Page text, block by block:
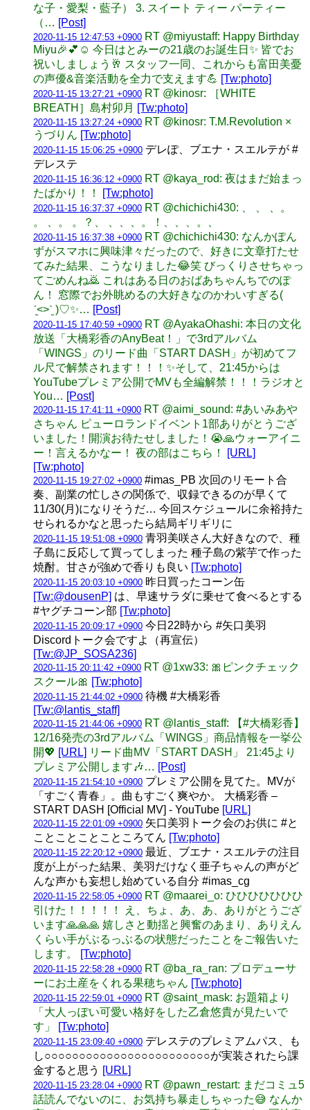
な子・愛梨・藍子） 3. スイート ティー パーティー
（… [Post]
2020-11-15 12:47:53 +0900 RT @miyustaff: Happy Birthday
Miyu🎉💕☺️ 今日はとみーの21歳のお誕生日✨ 皆でお
祝いしましょう🥂 スタッフ一同、これからも富田美憂
の声優&音楽活動を全力で支えます💪 [Tw:photo]
2020-11-15 13:27:21 +0900 RT @kinosr: ［WHITE
BREATH］島村卯月 [Tw:photo]
2020-11-15 13:27:24 +0900 RT @kinosr: T.M.Revolution ×
うづりん [Tw:photo]
2020-11-15 15:06:25 +0900 デレぽ、ブエナ・スエルテが #
デレステ
2020-11-15 16:36:12 +0900 RT @kaya_rod: 夜はまだ始まっ
たばかり！！
[Tw:photo]
2020-11-15 16:37:37 +0900 RT @chichichi430: 、 、 、。
。 、。 。？、 、、、。！、、、。、
2020-11-15 16:37:38 +0900 RT @chichichi430: なんかぽん
ずがスマホに興味津々だったので、好きに文章打たせ
てみた結果、こうなりました😂笑 びっくりさせちゃっ
てごめんね🙇 これはある日のおばあちゃんちでのぽ
ん！ 窓際でお外眺めるの大好きなのかわいすぎる(
ˊ̱˂˃ˋ̱ )♡✨… [Post]
2020-11-15 17:40:59 +0900 RT @AyakaOhashi: 本日の文化
放送「大橋彩香のAnyBeat！」で3rdアルバム
「WINGS」のリード曲「START DASH」が初めてフ
ル尺で解禁されます！！！✨そして、21:45からは
YouTubeプレミア公開でMVも全編解禁！！！ラジオと
You… [Post]
2020-11-15 17:41:11 +0900 RT @aimi_sound: #あいみあや
さちゃん ピューロランドイベント1部ありがとうござ
いました！開演お待たせしました！😭🙏ウォーアイニ
ー！言えるかなー！ 夜の部はこちら！
[URL]
[Tw:photo]
2020-11-15 19:27:02 +0900 #imas_PB 次回のリモート合
奏、副業の忙しさの関係で、収録できるのが早くて
11/30(月)になりそうだ… 今回スケジュールに余裕持た
せられるかなと思ったら結局ギリギリに
2020-11-15 19:51:08 +0900 青羽美咲さん大好きなので、種
子島に反応して買ってしまった 種子島の紫芋で作った
焼酎。甘さが強めで香りも良い [Tw:photo]
2020-11-15 20:03:10 +0900 昨日買ったコーン缶
[Tw:@dousenP] は、早速サラダに乗せて食べるとする
#ヤグチコーン部 [Tw:photo]
2020-11-15 20:09:17 +0900 今日22時から #矢口美羽
Discordトーク会ですよ（再宣伝）
[Tw:@JP_SOSA236]
2020-11-15 20:11:42 +0900 RT @1xw33: 🎀ピンクチェック
スクール🎀 [Tw:photo]
2020-11-15 21:44:02 +0900 待機 #大橋彩香
[Tw:@lantis_staff]
2020-11-15 21:44:06 +0900 RT @lantis_staff: 【#大橋彩香】
12/16発売の3rdアルバム「WINGS」商品情報を一挙公
開💖 [URL] リード曲MV「START DASH」 21:45より
プレミア公開します🎶… [Post]
2020-11-15 21:54:10 +0900 プレミア公開を見てた。MVが
「すごく青春」。曲もすごく爽やか。 大橋彩香 –
START DASH [Official MV] - YouTube [URL]
2020-11-15 22:01:09 +0900 矢口美羽トーク会のお供に #と
ことことことこところてん [Tw:photo]
2020-11-15 22:20:12 +0900 最近、ブエナ・スエルテの注目
度が上がった結果、美羽だけなく亜子ちゃんの声がど
んな声かも妄想し始めている自分 #imas_cg
2020-11-15 22:58:05 +0900 RT @maarei_o: ひひひひひひひ
引けた！！！！！ え、ちょ、あ、あ、ありがとうござ
います🙏🙏🙏 嬉しさと動揺と興奮のあまり、ありえん
くらい手がぶるっぶるの状態だったことをご報告いた
します。
[Tw:photo]
2020-11-15 22:58:28 +0900 RT @ba_ra_ran: プロデューサ
ーにお土産をくれる果穂ちゃん [Tw:photo]
2020-11-15 22:59:01 +0900 RT @saint_mask: お題箱より
「大人っぽい可愛い格好をした乙倉悠貴が見たいで
す」
[Tw:photo]
2020-11-15 23:09:40 +0900 デレステのプレミアムパス、も
し○○○○○○○○○○○○○○○○○○○○○○○○が実装されたら課
金すると思う [URL]
2020-11-15 23:28:04 +0900 RT @pawn_restart: まだコミュ5
話読んでないのに、お気持ち暴走しちゃった😅 なんか